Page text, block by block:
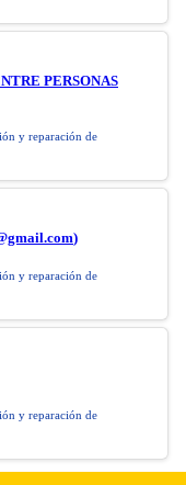
PERSONAS
y reparación de
)
y reparación de
y reparación de